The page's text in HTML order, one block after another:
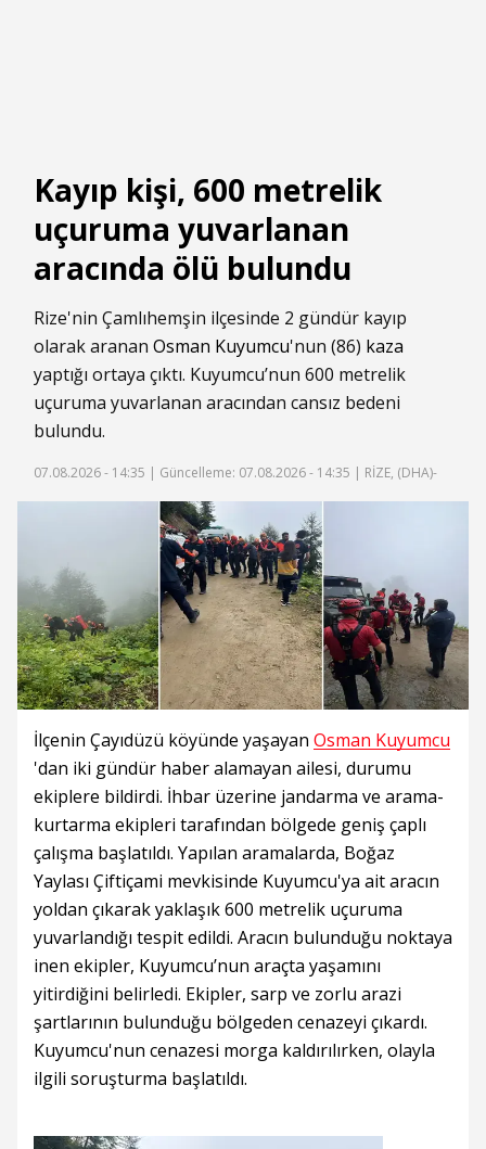
Kayıp kişi, 600 metrelik
uçuruma yuvarlanan
aracında ölü bulundu
Rize'nin Çamlıhemşin ilçesinde 2 gündür kayıp
olarak aranan Osman Kuyumcu'nun (86) kaza
yaptığı ortaya çıktı. Kuyumcu’nun 600 metrelik
uçuruma yuvarlanan aracından cansız bedeni
bulundu.
07.08.2026 - 14:35 | Güncelleme: 07.08.2026 - 14:35 | RİZE, (DHA)-
İlçenin Çayıdüzü köyünde yaşayan Osman Kuyumcu
'dan iki gündür haber alamayan ailesi, durumu
ekiplere bildirdi. İhbar üzerine jandarma ve arama-
kurtarma ekipleri tarafından bölgede geniş çaplı
çalışma başlatıldı. Yapılan aramalarda, Boğaz
Yaylası Çiftiçami mevkisinde Kuyumcu'ya ait aracın
yoldan çıkarak yaklaşık 600 metrelik uçuruma
yuvarlandığı tespit edildi. Aracın bulunduğu noktaya
inen ekipler, Kuyumcu’nun araçta yaşamını
yitirdiğini belirledi. Ekipler, sarp ve zorlu arazi
şartlarının bulunduğu bölgeden cenazeyi çıkardı.
Kuyumcu'nun cenazesi morga kaldırılırken, olayla
ilgili soruşturma başlatıldı.